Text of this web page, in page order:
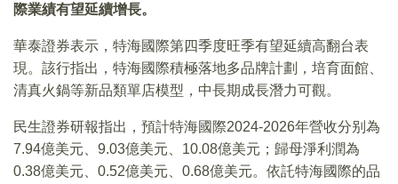
際業績有望延續增長。
華泰證券表示，特海國際第四季度旺季有望延續高翻台表
現。該行指出，特海國際積極落地多品牌計劃，培育面館、
清真火鍋等新品類單店模型，中長期成長潛力可觀。
民生證券研報指出，預計特海國際2024-2026年營收分别為
7.94億美元、9.03億美元、10.08億美元；歸母淨利潤為
0.38億美元、0.52億美元、0.68億美元。依託特海國際的品